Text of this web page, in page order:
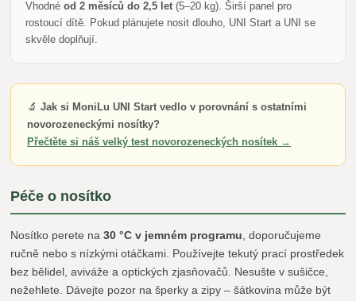
Vhodnéod 2 měsíců do 2,5 let (5–20 kg). Širší panel pro
rostoucí dítě. Pokud plánujete nosit dlouho, UNI Start a UNI se
skvěle doplňují.
🔬Jak si MoniLu UNI Start vedlo v porovnání s ostatními
novorozeneckými nosítky?
Přečtěte si náš velký test novorozeneckých nosítek →
Péče o nosítko
Nosítko perete na30 °C v jemném programu, doporučujeme
ručně nebo s nízkými otáčkami. Používejte tekutý prací prostředek
bez bělidel, aviváže a optických zjasňovačů. Nesušte v sušičce,
nežehlete. Dávejte pozor na šperky a zipy – šátkovina může být